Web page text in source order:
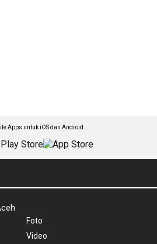
Apps untuk iOS dan Android
Foto
Video